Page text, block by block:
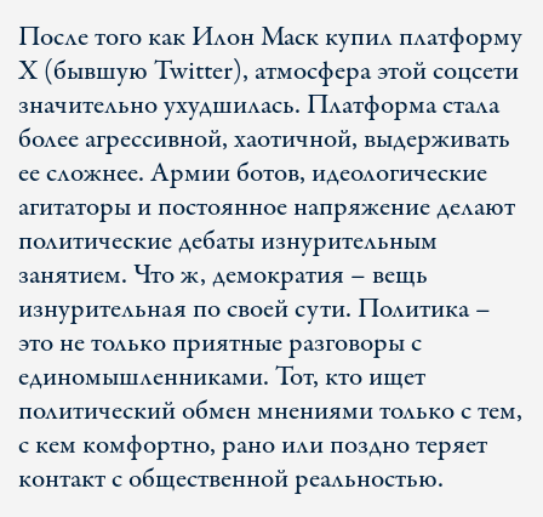
После того как Илон Маск купил платформу
X (бывшую Twitter), атмосфера этой соцсети
значительно ухудшилась. Платформа стала
более агрессивной, хаотичной, выдерживать
ее сложнее. Армии ботов, идеологические
агитаторы и постоянное напряжение делают
политические дебаты изнурительным
занятием. Что ж, демократия – вещь
изнурительная по своей сути. Политика –
это не только приятные разговоры с
единомышленниками. Тот, кто ищет
политический обмен мнениями только с тем,
с кем комфортно, рано или поздно теряет
контакт с общественной реальностью.